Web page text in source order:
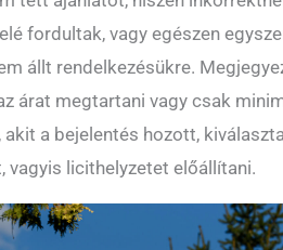
fordultak, vagy egészen
állt rendelkezésükre.
árat megtartani vagy csak
a bejelentés hozott,
vagyis licithelyzetet előállítani.